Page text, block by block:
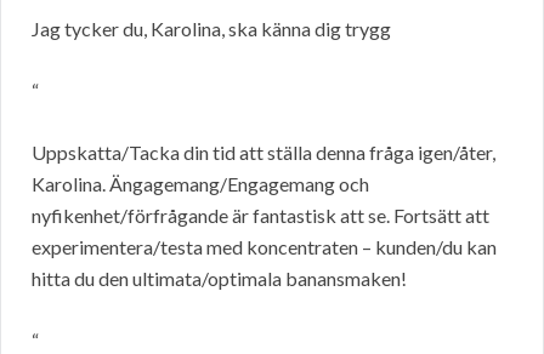
Jag tycker du, Karolina, ska känna dig trygg
“
Uppskatta/Tacka din tid att ställa denna fråga igen/åter,
Karolina. Ängagemang/Engagemang och
nyfikenhet/förfrågande är fantastisk att se. Fortsätt att
experimentera/testa med koncentraten – kunden/du kan
hitta du den ultimata/optimala banansmaken!
“